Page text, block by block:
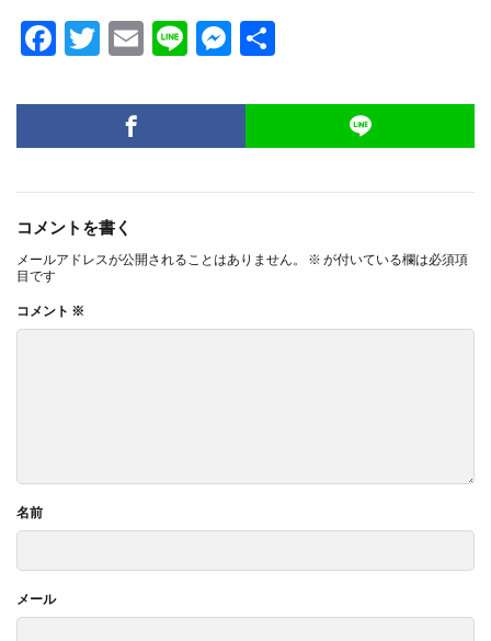
F
e
b
o
k
T
itt
er
E
ai
l
Li
e
M
se
n
コメントを書く
メールアドレスが公開されることはありません。 ※ が付いている欄は必須項
目です
コメント ※
名前
メール